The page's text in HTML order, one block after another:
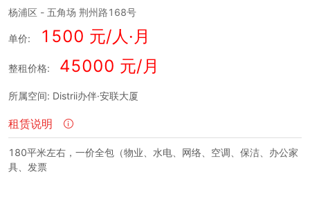
杨浦区 - 五角场 荆州路168号
单价: 1500 元/人·月
整租价格: 45000 元/月
所属空间: Distrii办伴·安联大厦
租赁说明
180平米左右，一价全包（物业、水电、网络、空调、保洁、办公家
具、发票